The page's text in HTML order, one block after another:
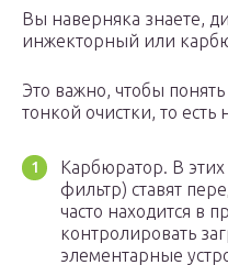
Вы наверняка знаете,
инжекторный или
Это важно, чтобы
тонкой очистки, то
Карбюратор. В
фильтр) ставят
часто находится в
контролировать
элементарные